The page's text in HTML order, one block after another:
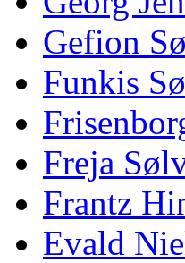
Gefion
Funkis
Freja
Frantz
Evald